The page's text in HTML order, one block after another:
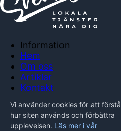
Information
Hem
Om oss
Artiklar
Kontakt
Integritetspolicy
Vi använder cookies för att förstå
hur siten används och förbättra
upplevelsen. Läs mer i vår